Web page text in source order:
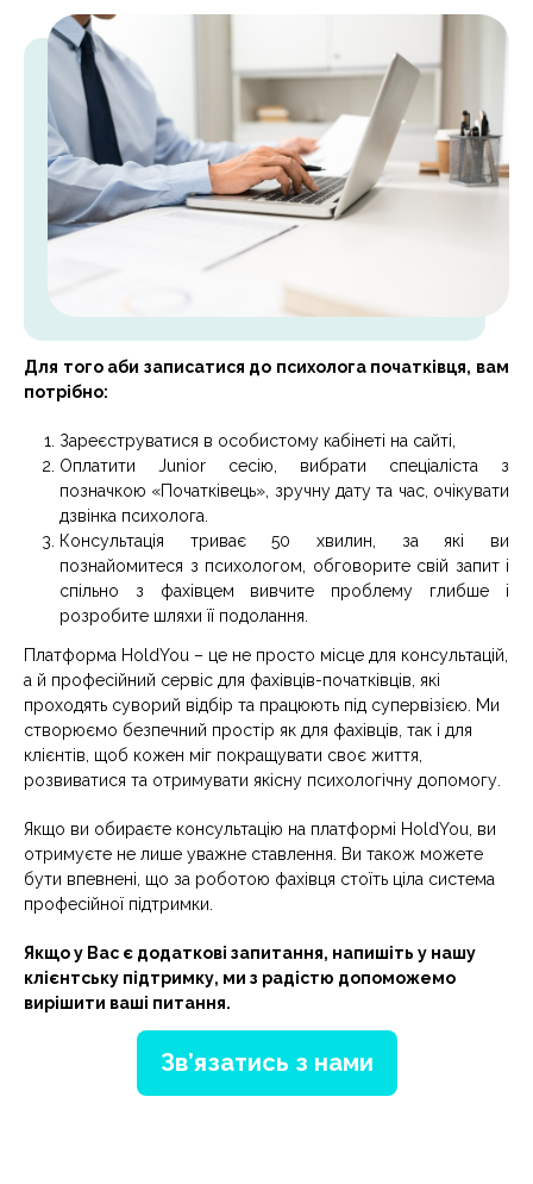
Для того аби записатися до психолога початківця, вам
потрібно:
Зареєструватися в особистому кабінеті на сайті,
Оплатити Junior сесію, вибрати спеціаліста з
позначкою «Початківець», зручну дату та час, очікувати
дзвінка психолога.
Консультація триває 50 хвилин, за які ви
познайомитеся з психологом, обговорите свій запит і
спільно з фахівцем вивчите проблему глибше і
розробите шляхи її подолання.
Платформа HoldYou – це не просто місце для консультацій,
а й професійний сервіс для фахівців-початківців, які
проходять суворий відбір та працюють під супервізією. Ми
створюємо безпечний простір як для фахівців, так і для
клієнтів, щоб кожен міг покращувати своє життя,
розвиватися та отримувати якісну психологічну допомогу.
Якщо ви обираєте консультацію на платформі HoldYou, ви
отримуєте не лише уважне ставлення. Ви також можете
бути впевнені, що за роботою фахівця стоїть ціла система
професійної підтримки.
Якщо у Вас є додаткові запитання, напишіть у нашу
клієнтську підтримку, ми з радістю допоможемо
вирішити ваші питання.
Зв’язатись з нами